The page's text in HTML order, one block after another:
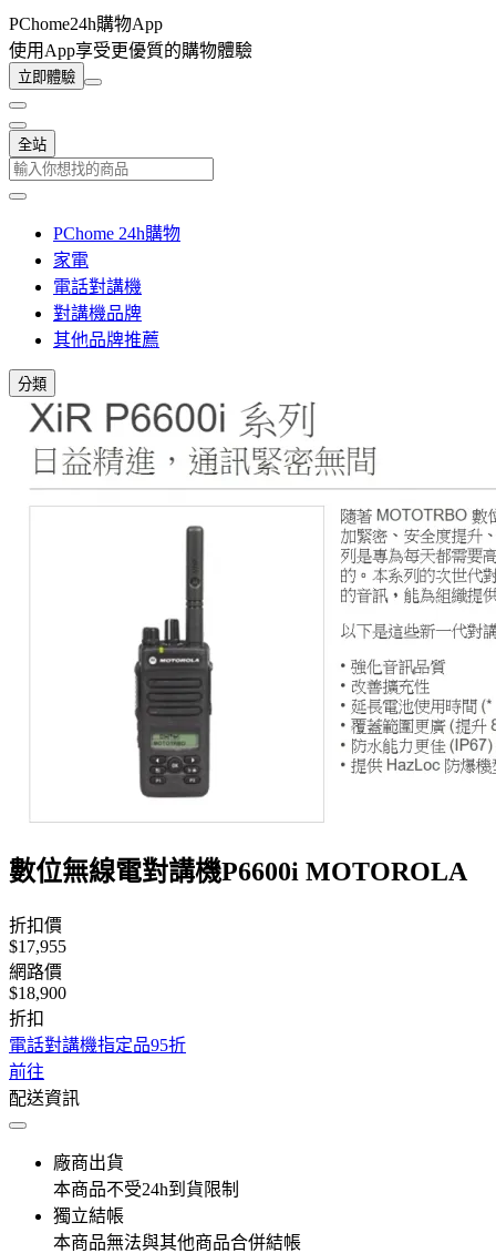
PChome24h購物App
使用App享受更優質的購物體驗
立即體驗
全站
PChome 24h購物
家電
電話對講機
對講機品牌
其他品牌推薦
分類
數位無線電對講機P6600i MOTOROLA
折扣價
$17,955
網路價
$18,900
折扣
電話對講機指定品95折
前往
配送資訊
廠商出貨
本商品不受24h到貨限制
獨立結帳
本商品無法與其他商品合併結帳